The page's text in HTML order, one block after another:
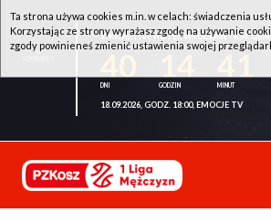
WKK ACTIVE HOTEL WROCŁAW - KSK
18.09.2026, GODZ. 18:00, EMOCJE TV
Ta strona używa cookies m.in. w celach: świadczenia
Korzystając ze strony wyrażasz zgodę na używanie
zgody powinieneś zmienić ustawienia swojej